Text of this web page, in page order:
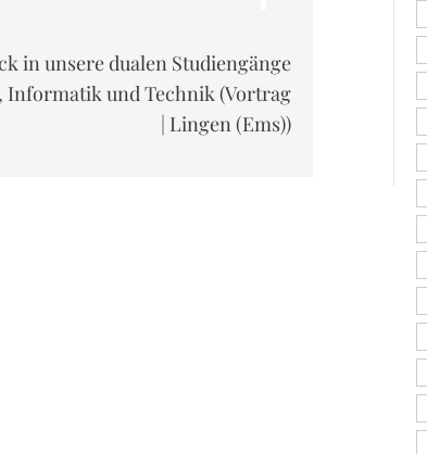
in unsere dualen Studiengänge
Informatik und Technik (Vortrag
| Lingen (Ems))